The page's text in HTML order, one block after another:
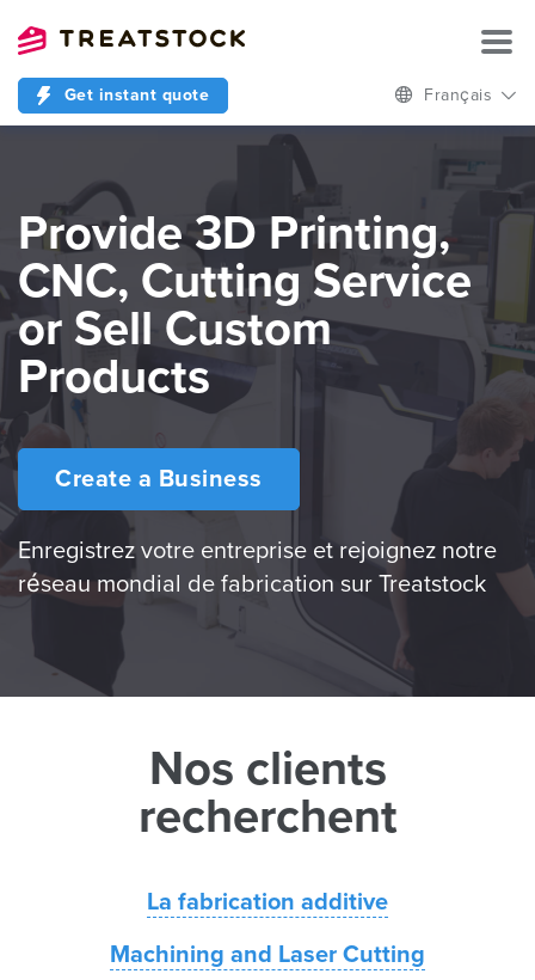
Get instant quote Français
Provide 3D Printing,
СNC, Cutting Service
or Sell Custom
Products
Create a Business
Enregistrez votre entreprise et rejoignez notre
réseau mondial de fabrication sur Treatstock
Nos clients
recherchent
La fabrication additive
Machining and Laser Cutting